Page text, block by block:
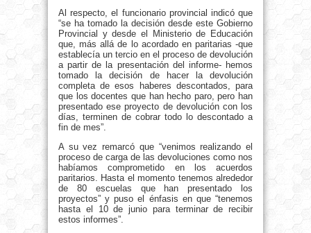
Al respecto, el funcionario provincial indicó que
“se ha tomado la decisión desde este Gobierno
Provincial y desde el Ministerio de Educación
que, más allá de lo acordado en paritarias -que
establecía un tercio en el proceso de devolución
a partir de la presentación del informe- hemos
tomado la decisión de hacer la devolución
completa de esos haberes descontados, para
que los docentes que han hecho paro, pero han
presentado ese proyecto de devolución con los
días, terminen de cobrar todo lo descontado a
fin de mes”.
A su vez remarcó que “venimos realizando el
proceso de carga de las devoluciones como nos
habíamos comprometido en los acuerdos
paritarios. Hasta el momento tenemos alrededor
de 80 escuelas que han presentado los
proyectos” y puso el énfasis en que “tenemos
hasta el 10 de junio para terminar de recibir
estos informes”.